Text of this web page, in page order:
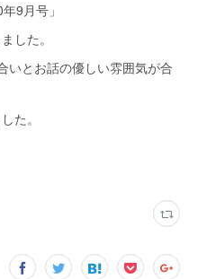
9月号」
した。
いとお話の優しい雰囲気が合
た。